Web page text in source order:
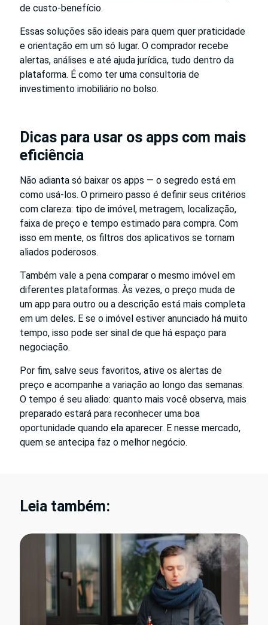
de custo-benefício.
Essas soluções são ideais para quem quer praticidade
e orientação em um só lugar. O comprador recebe
alertas, análises e até ajuda jurídica, tudo dentro da
plataforma. É como ter uma consultoria de
investimento imobiliário no bolso.
Dicas para usar os apps com mais
eficiência
Não adianta só baixar os apps — o segredo está em
como usá-los. O primeiro passo é definir seus critérios
com clareza: tipo de imóvel, metragem, localização,
faixa de preço e tempo estimado para compra. Com
isso em mente, os filtros dos aplicativos se tornam
aliados poderosos.
Também vale a pena comparar o mesmo imóvel em
diferentes plataformas. Às vezes, o preço muda de
um app para outro ou a descrição está mais completa
em um deles. E se o imóvel estiver anunciado há muito
tempo, isso pode ser sinal de que há espaço para
negociação.
Por fim, salve seus favoritos, ative os alertas de
preço e acompanhe a variação ao longo das semanas.
O tempo é seu aliado: quanto mais você observa, mais
preparado estará para reconhecer uma boa
oportunidade quando ela aparecer. E nesse mercado,
quem se antecipa faz o melhor negócio.
Leia também: